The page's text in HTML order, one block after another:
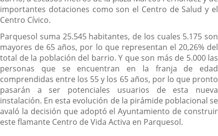
importantes dotaciones como son el Centro de Salud y el
Centro Cívico.
Parquesol suma 25.545 habitantes, de los cuales 5.175 son
mayores de 65 años, por lo que representan el 20,26% del
total de la población del barrio. Y que son más de 5.000 las
personas que se encuentran en la franja de edad
comprendidas entre los 55 y los 65 años, por lo que pronto
pasarán a ser potenciales usuarios de esta nueva
instalación. En esta evolución de la pirámide poblacional se
avaló la decisión que adoptó el Ayuntamiento de construir
este flamante Centro de Vida Activa en Parquesol.